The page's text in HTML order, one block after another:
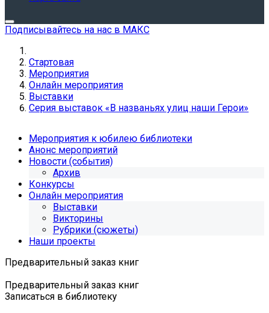
Подписывайтесь на нас в МАКС
Стартовая
Мероприятия
Онлайн мероприятия
Выставки
Серия выставок «В названьях улиц наши Герои»
Мероприятия к юбилею библиотеки
Анонс мероприятий
Новости (события)
Архив
Конкурсы
Онлайн мероприятия
Выставки
Викторины
Рубрики (сюжеты)
Наши проекты
Предварительный заказ книг
Предварительный заказ книг
Записаться в библиотеку